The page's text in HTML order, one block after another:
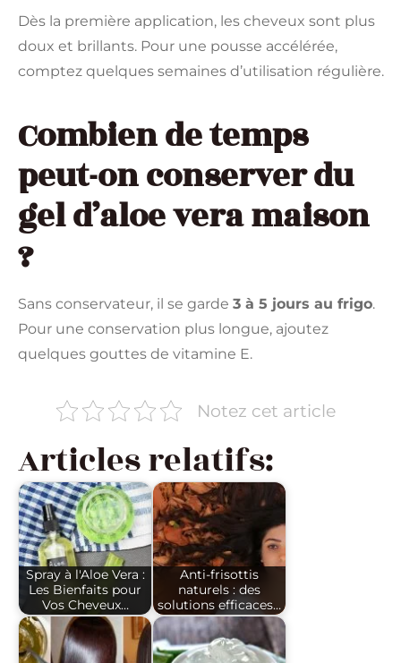
Dès la première application, les cheveux sont plus
doux et brillants. Pour une pousse accélérée,
comptez quelques semaines d’utilisation régulière.
Combien de temps
peut-on conserver du
gel d’aloe vera maison
?
Sans conservateur, il se garde 3 à 5 jours au frigo.
Pour une conservation plus longue, ajoutez
quelques gouttes de vitamine E.
Notez cet article
Articles relatifs:
Spray à l'Aloe Vera :
Les Bienfaits pour
Vos Cheveux…
Anti-frisottis
naturels : des
solutions efficaces…